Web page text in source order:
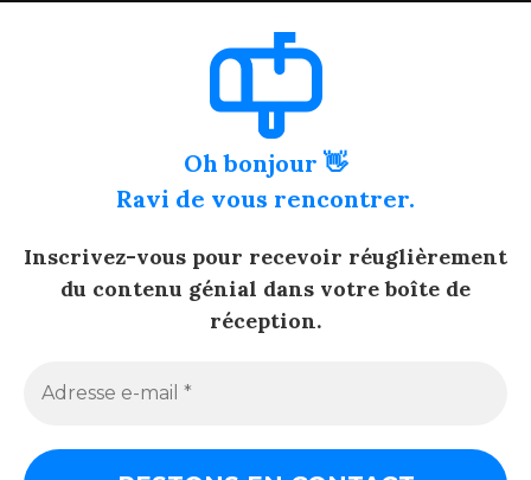
Oh bonjour 👋
Ravi de vous rencontrer.
Inscrivez-vous pour recevoir réuglièrement
du contenu génial dans votre boîte de
réception.